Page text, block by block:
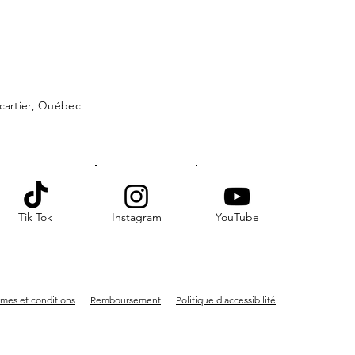
Québec
Tik Tok Instagram YouTube
et conditions Remboursement Politique d'accessibilité